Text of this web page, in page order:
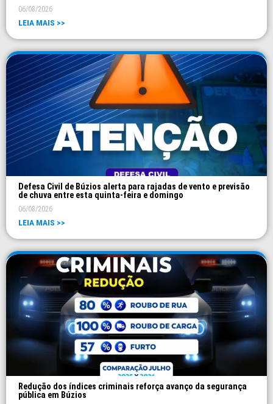
06/08/2026
LEIA MAIS >>
Defesa Civil de Búzios alerta para rajadas de vento e previsão
de chuva entre esta quinta-feira e domingo
06/08/2026
LEIA MAIS >>
Redução dos índices criminais reforça avanço da segurança
pública em Búzios